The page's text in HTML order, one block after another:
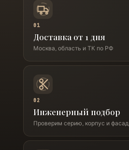
01
Доставка от 1 дня
Москва, область и ТК по РФ
02
Инженерный подбор
Проверим серию, корпус и фасад